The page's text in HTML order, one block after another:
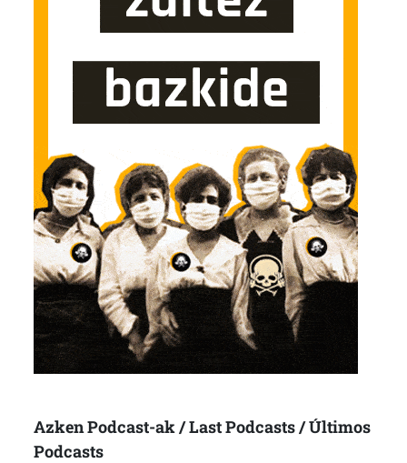
Azken Podcast-ak / Last Podcasts / Últimos
Podcasts